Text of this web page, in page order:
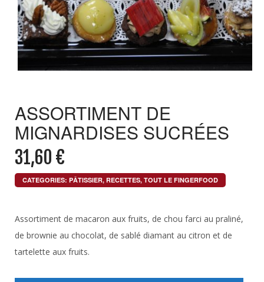
ASSORTIMENT DE
MIGNARDISES SUCRÉES
31,60 €
CATEGORIES: PÂTISSIER, RECETTES, TOUT LE FINGERFOOD
Assortiment de macaron aux fruits, de chou farci au praliné,
de brownie au chocolat, de sablé diamant au citron et de
tartelette aux fruits.